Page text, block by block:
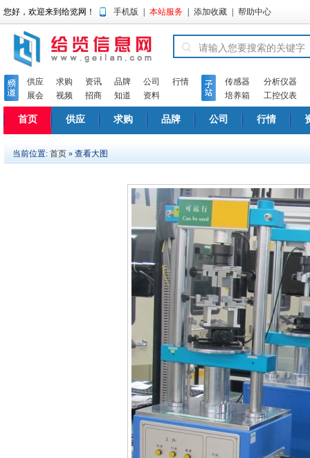
您好，欢迎来到给览网！ 手机版 本站服务 添加收藏 帮助中心
供应 求购 资讯 品牌 公司
行情
展会
视频 招商 知道 资料
传感器
分析仪器
培养箱
工控仪表
首页 供应 求购 品牌 公司 行情
当前位置: 首页 » 查看大图